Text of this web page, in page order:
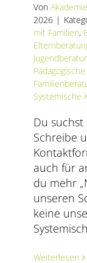
Von
2026 |
mit Familien,
Systemische
Du suchst
Schreibe
auch für
du mehr
unseren
keine
Weiterlesen